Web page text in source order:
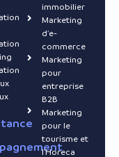
immobilier
Marketing
d'e-
commerce
Marketing
pour
entreprise
B2B
Marketing
pour le
tourisme et
l'Horeca